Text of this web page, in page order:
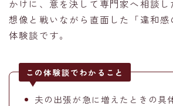
かけに、意を決して専門家へ相談し
想像と戦いながら直面した「違和感
体験談です。
この体験談でわかること
夫の出張が急に増えたときの具